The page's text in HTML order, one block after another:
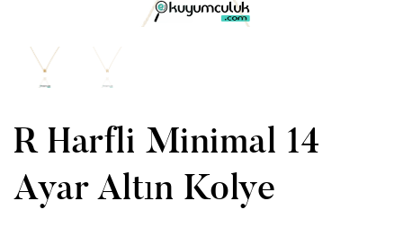
R Harfli Minimal 14
Ayar Altın Kolye